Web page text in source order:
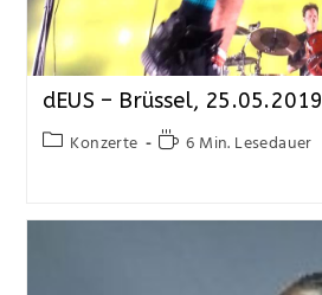
dEUS – Brüssel, 25.05.2019
Konzerte 6 Min. Lesedauer